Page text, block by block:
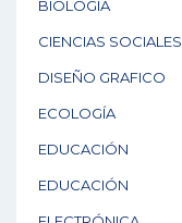
BIOLOGÍA
CIENCIAS SOCIALES
DISEÑO GRAFICO
ECOLOGÍA
EDUCACIÓN
EDUCACIÓN